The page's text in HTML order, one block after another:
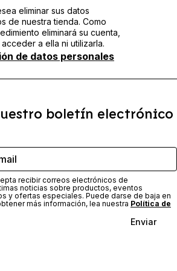
eliminar sus datos
de nuestra tienda. Como
eliminará su cuenta,
a ella ni utilizarla.
de datos personales
boletín electrónico
recibir correos electrónicos de
noticias sobre productos, eventos
y ofertas especiales. Puede darse de baja en
más información, lea nuestra Política de
Enviar